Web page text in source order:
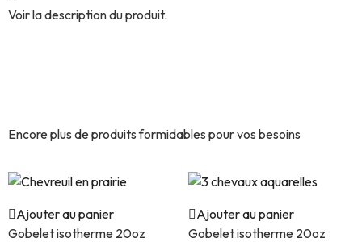
Voir la description du produit.
Encore plus de produits formidables pour vos besoins
Ajouter au panier
Gobelet isotherme 20oz
Ajouter au panier
Gobelet isotherme 20oz